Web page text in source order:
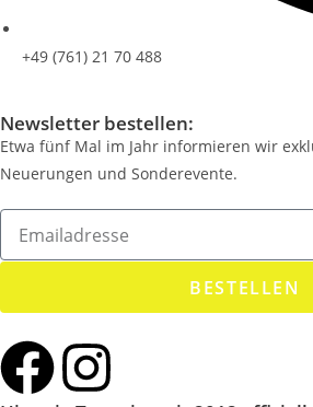
+49 (761) 21 70 488
Newsletter bestellen:
Etwa fünf Mal im Jahr informieren wir
Neuerungen und Sonderevente.
BESTELLEN